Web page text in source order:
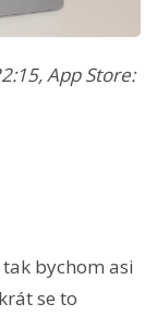
App Store:
bychom asi
se to